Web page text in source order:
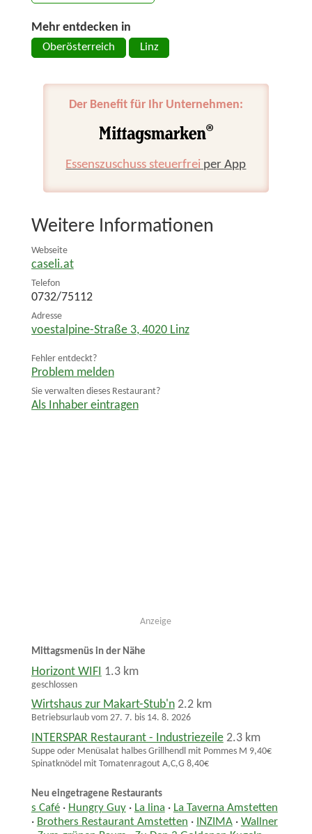
Mehr entdecken in
Oberösterreich Linz
Der Benefit für Ihr Unternehmen:
Essenszuschuss steuerfrei per App
Weitere Informationen
Webseite
caseli.at
Telefon
0732/75112
Adresse
voestalpine-Straße 3, 4020 Linz
Fehler entdeckt?
Problem melden
Sie verwalten dieses Restaurant?
Als Inhaber eintragen
Anzeige
Mittagsmenüs in der Nähe
Horizont WIFI 1.3 km
geschlossen
Wirtshaus zur Makart-Stub'n 2.2 km
Betriebsurlaub vom 27. 7. bis 14. 8. 2026
INTERSPAR Restaurant - Industriezeile 2.3 km
Suppe oder Menüsalat halbes Grillhendl mit Pommes M 9,40€
Spinatknödel mit Tomatenragout A,C,G 8,40€
Neu eingetragene Restaurants
s Café· Hungry Guy· La lina · La Taverna Amstetten
· Brothers Restaurant Amstetten · INZIMA· Wallner